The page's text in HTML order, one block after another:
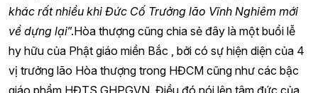
khác rất nhiều khi Đức Cố Trưởng lão Vĩnh Nghiêm mới
về dựng lại”.Hòa thượng cũng chia sẻ đây là một buổi lễ
hy hữu của Phật giáo miền Bắc , bởi có sự hiện diện của 4
vị trưởng lão Hòa thượng trong HĐCM cũng như các bậc